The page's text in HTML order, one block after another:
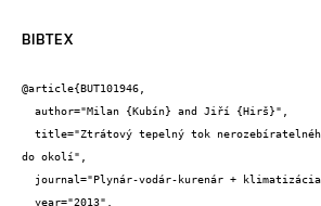
BIBTEX
@article{BUT101946,
do okolí",